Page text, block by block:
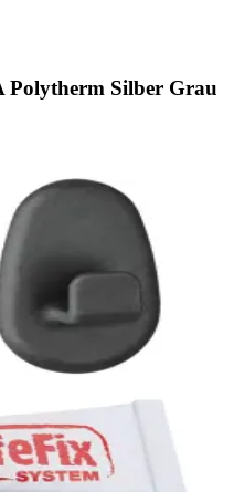
Polytherm Silber Grau